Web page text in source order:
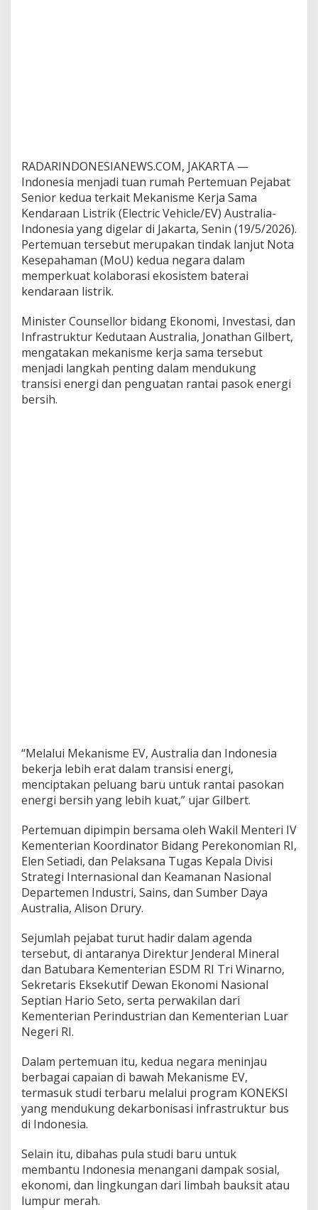
e
r
j
a
S
a
m
a
K
e
a
r
a
a
n
L
RADARINDONESIANEWS.COM, JAKARTA —
Indonesia menjadi tuan rumah Pertemuan Pejabat
Senior kedua terkait Mekanisme Kerja Sama
Kendaraan Listrik (Electric Vehicle/EV) Australia-
Indonesia yang digelar di Jakarta, Senin (19/5/2026).
Pertemuan tersebut merupakan tindak lanjut Nota
Kesepahaman (MoU) kedua negara dalam
memperkuat kolaborasi ekosistem baterai
kendaraan listrik.
Minister Counsellor bidang Ekonomi, Investasi, dan
Infrastruktur Kedutaan Australia, Jonathan Gilbert,
mengatakan mekanisme kerja sama tersebut
menjadi langkah penting dalam mendukung
transisi energi dan penguatan rantai pasok energi
bersih.
“Melalui Mekanisme EV, Australia dan Indonesia
bekerja lebih erat dalam transisi energi,
menciptakan peluang baru untuk rantai pasokan
energi bersih yang lebih kuat,” ujar Gilbert.
Pertemuan dipimpin bersama oleh Wakil Menteri IV
Kementerian Koordinator Bidang Perekonomian RI,
Elen Setiadi, dan Pelaksana Tugas Kepala Divisi
Strategi Internasional dan Keamanan Nasional
Departemen Industri, Sains, dan Sumber Daya
Australia, Alison Drury.
Sejumlah pejabat turut hadir dalam agenda
tersebut, di antaranya Direktur Jenderal Mineral
dan Batubara Kementerian ESDM RI Tri Winarno,
Sekretaris Eksekutif Dewan Ekonomi Nasional
Septian Hario Seto, serta perwakilan dari
Kementerian Perindustrian dan Kementerian Luar
Negeri RI.
Dalam pertemuan itu, kedua negara meninjau
berbagai capaian di bawah Mekanisme EV,
termasuk studi terbaru melalui program KONEKSI
yang mendukung dekarbonisasi infrastruktur bus
di Indonesia.
Selain itu, dibahas pula studi baru untuk
membantu Indonesia menangani dampak sosial,
ekonomi, dan lingkungan dari limbah bauksit atau
lumpur merah.